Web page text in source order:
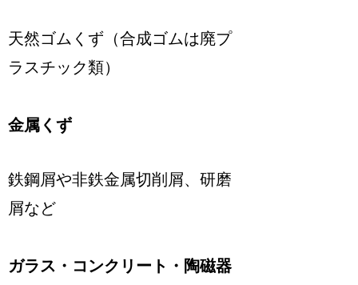
天然ゴムくず（合成ゴムは廃プ
ラスチック類）
金属くず
鉄鋼屑や非鉄金属切削屑、研磨
屑など
ガラス・コンクリート・陶磁器